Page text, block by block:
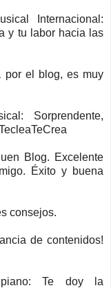
Internacional:
y tu labor hacia las
por el blog, es muy
Sorprendente,
Blog. Excelente
Éxito y buena
consejos.
de contenidos!
piano: Te doy la